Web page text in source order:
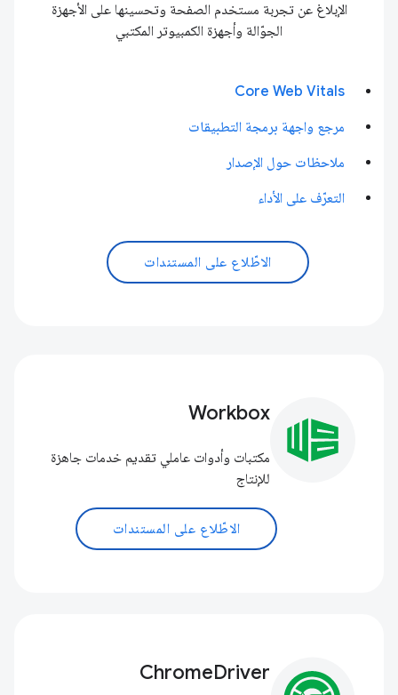
الإبلاغ عن تجربة مستخدم الصفحة وتحسينها على الأجهزة
الجوّالة وأجهزة الكمبيوتر المكتبي
Core Web Vitals
مرجع واجهة برمجة التطبيقات
ملاحظات حول الإصدار
التعرّف على الأداء
الاطّلاع على المستندات
Workbox
مكتبات وأدوات عاملي تقديم خدمات جاهزة
للإنتاج
الاطّلاع على المستندات
ChromeDriver